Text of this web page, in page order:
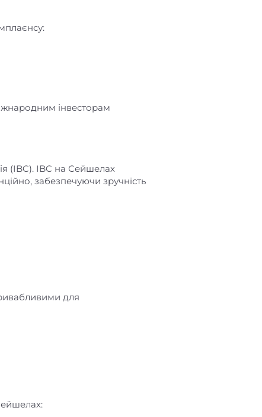
інвесторам
(IBC). IBC на Сейшелах
забезпечуючи зручність
для